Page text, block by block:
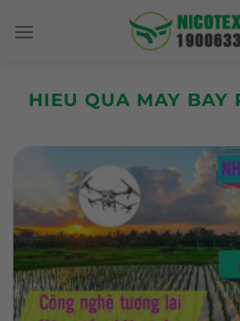
HIEU QUA MAY BAY